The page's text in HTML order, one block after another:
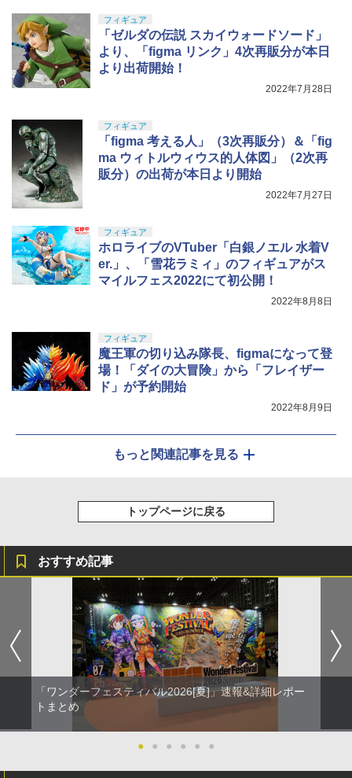
5
タカラトミー(TAKARA TOMY) T-SPAR
K トランスフォーマー ミッシングリンク
D-01 サウンドウェーブ 可動フィギュア
5
Sachiプラモ VERTヤスリ Type-S 【プ
ロモデラー共同開発】 超極細 ガラスヤ
スリ ５点セット ガンプラ プラモデル ゲ
￥2,320
￥4,761
5
GSIクレオス Mr.トップコート 水性プレ
ミアムトップコートスプレー つや消し 8
8ml ホビー用仕上材 B603
￥710
フィギュア
「ゼルダの伝説 スカイウォードソード」
より、「figma リンク」4次再販分が本日
より出荷開始！
2022年7月28日
フィギュア
「figma 考える人」（3次再販分）＆「fig
ma ウィトルウィウス的人体図」（2次再
販分）の出荷が本日より開始
2022年7月27日
フィギュア
ホロライブのVTuber「白銀ノエル 水着V
er.」、「雪花ラミィ」のフィギュアがス
マイルフェス2022にて初公開！
2022年8月8日
フィギュア
魔王軍の切り込み隊長、figmaになって登
場！「ダイの大冒険」から「フレイザー
ド」が予約開始
2022年8月9日
もっと関連記事を見る
トップページに戻る
おすすめ記事
「ワンダーフェスティバル2026[夏]」速報&詳細レポー
トまとめ
● ● ● ● ● ●